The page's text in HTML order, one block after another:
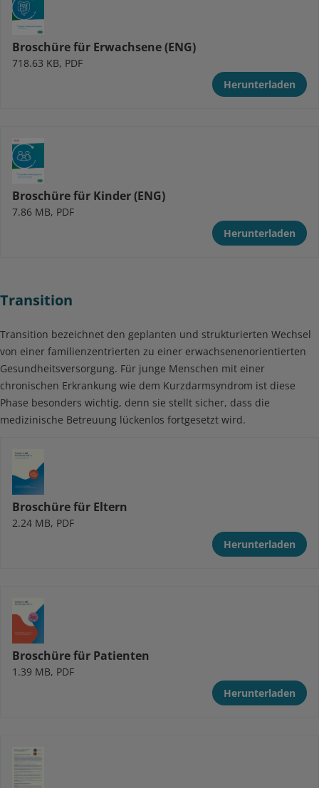
Broschüre für Erwachsene (ENG)
718.63 KB, PDF
Herunterladen
Broschüre für Kinder (ENG)
7.86 MB, PDF
Herunterladen
Transition
Transition bezeichnet den geplanten und strukturierten Wechsel
von einer familienzentrierten zu einer erwachsenenorientierten
Gesundheitsversorgung. Für junge Menschen mit einer
chronischen Erkrankung wie dem Kurzdarmsyndrom ist diese
Phase besonders wichtig, denn sie stellt sicher, dass die
medizinische Betreuung lückenlos fortgesetzt wird.
Broschüre für Eltern
2.24 MB, PDF
Herunterladen
Broschüre für Patienten
1.39 MB, PDF
Herunterladen